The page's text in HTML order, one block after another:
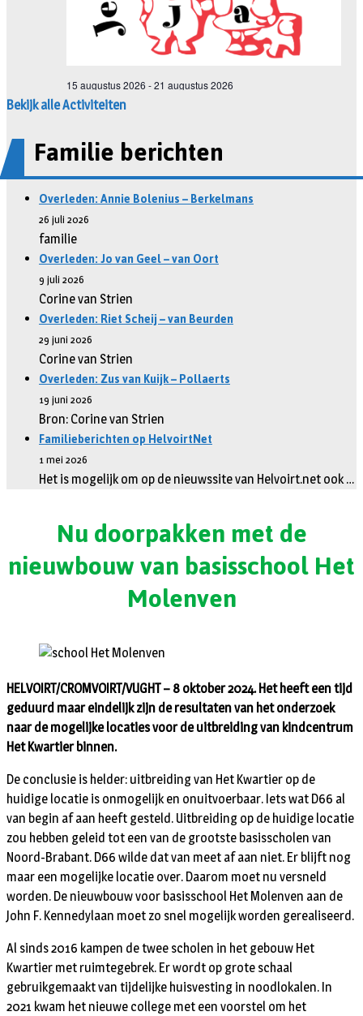
Bekijk alle Activiteiten
Familie berichten
Overleden: Annie Bolenius – Berkelmans
26 juli 2026
familie
Overleden: Jo van Geel – van Oort
9 juli 2026
Corine van Strien
Overleden: Riet Scheij – van Beurden
29 juni 2026
Corine van Strien
Overleden: Zus van Kuijk – Pollaerts
19 juni 2026
Bron: Corine van Strien
Familieberichten op HelvoirtNet
1 mei 2026
Het is mogelijk om op de nieuwssite van Helvoirt.net ook …
Nu doorpakken met de
nieuwbouw van basisschool Het
Molenven
HELVOIRT/CROMVOIRT/VUGHT – 8 oktober 2024. Het heeft een tijd
geduurd maar eindelijk zijn de resultaten van het onderzoek
naar de mogelijke locaties voor de uitbreiding van kindcentrum
Het Kwartier binnen.
De conclusie is helder: uitbreiding van Het Kwartier op de
huidige locatie is onmogelijk en onuitvoerbaar. Iets wat D66 al
van begin af aan heeft gesteld. Uitbreiding op de huidige locatie
zou hebben geleid tot een van de grootste basisscholen van
Noord-Brabant. D66 wilde dat van meet af aan niet. Er blijft nog
maar een mogelijke locatie over. Daarom moet nu versneld
worden. De nieuwbouw voor basisschool Het Molenven aan de
John F. Kennedylaan moet zo snel mogelijk worden gerealiseerd.
Al sinds 2016 kampen de twee scholen in het gebouw Het
Kwartier met ruimtegebrek. Er wordt op grote schaal
gebruikgemaakt van tijdelijke huisvesting in noodlokalen. In
2021 kwam het nieuwe college met een voorstel om het